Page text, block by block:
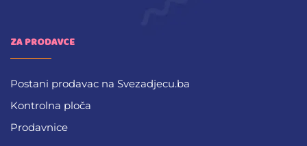
ZA PRODAVCE
Postani prodavac na Svezadjecu.ba
Kontrolna ploča
Prodavnice